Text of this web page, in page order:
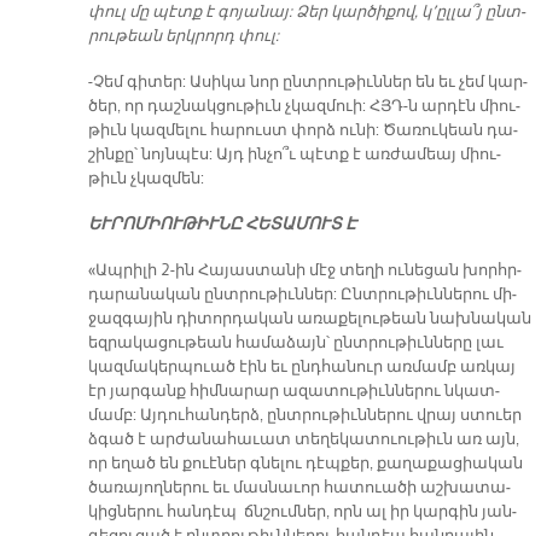
փուլ մը պէտք է գո­յա­նայ: Ձեր կար­ծի­քով, կ­­՚ըլ­լա՞յ ընտ­
րու­թեան երկ­րորդ փուլ:
-Չեմ գի­տեր: Ա­սի­կա նոր ընտ­րու­թիւն­ներ են եւ չեմ կար­
ծեր, որ դաշ­նակ­ցու­թիւն չկազ­մուի: ՀՅԴ-ն ար­դէն միու­
թիւն կազ­մե­լու հա­րուստ փորձ ու­նի: Ծա­ռու­կեան դա­
շին­քը՝ նոյն­պէս: Այդ ին­չո՞ւ պէտք է առ­ժա­մեայ միու­
թիւն չկազ­մեն:
Ե­ՒՐՈՄԻՈՒԹԻՒՆԸ ՀԵ­ՏԱ­ՄՈՒՏ Է
«Ապ­րի­լի 2-ին Հա­յաս­տա­նի մէջ տե­ղի ունե­ցան խորհր­
դա­րա­նա­կան ընտ­րու­թիւն­ներ: Ընտ­րու­թիւն­նե­րու մի­
ջազ­գա­յին դիտոր­դա­կան ա­ռա­քե­լու­թեան նախ­նա­կան
եզ­րակա­ցու­թեան հա­մա­ձայն՝ ընտ­րու­թիւն­նե­րը լաւ
կազ­մա­կեր­պուած էին եւ ընդ­հա­նուր առմամբ առ­կայ
էր յար­գանք հիմ­նա­րար ա­զա­տու­թիւն­նե­րու նկատ­
մամբ: Այ­դու­հանդերձ, ընտ­րու­թիւն­նե­րու վրայ ստուեր
ձգած է ար­ժա­նա­հա­ւատ տե­ղե­կա­տուու­թիւն առ այն,
որ ե­ղած են քուէ­ներ գնե­լու դէպ­քեր, քա­ղա­քա­ցիա­կան
ծա­ռա­յող­նե­րու եւ մաս­նա­ւոր հա­տուա­ծի աշ­խա­տա­
կից­ներու հան­դէպ ճնշում­ներ, որն ալ իր կար­գին յան­